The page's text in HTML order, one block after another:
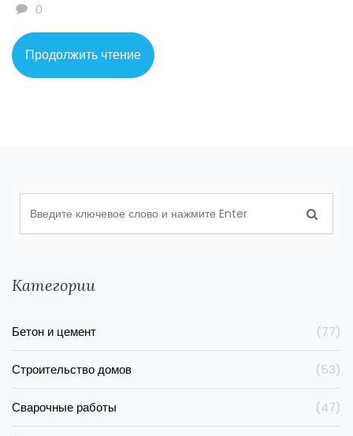
эффективность выбранных материалов. Рассмотрены
практические советы по использованию новых материалов
0
Продолжить чтение
Категории
Бетон и цемент (77)
Строительство домов (53)
Сварочные работы (47)